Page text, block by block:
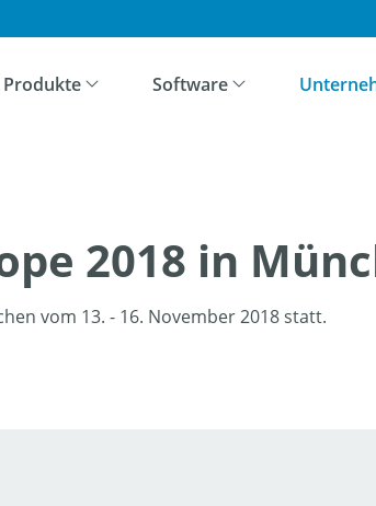
Produkte Software
2018 in
vom 13. - 16. November 2018 statt.